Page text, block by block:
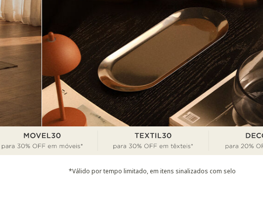
Decorar
*Válido por tempo limitado, em itens sinalizados com selo